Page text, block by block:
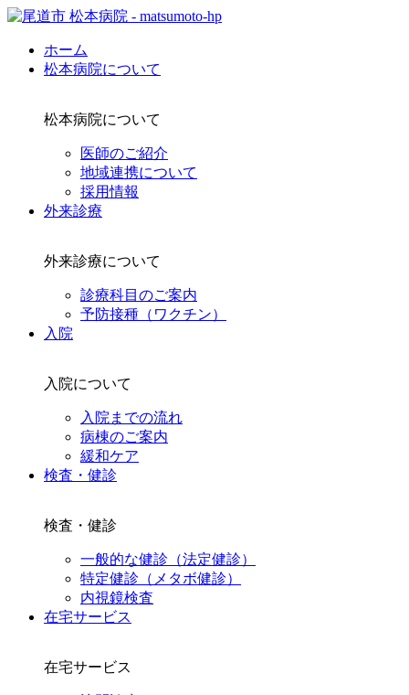
ホーム
松本病院について
松本病院について
医師のご紹介
地域連携について
採用情報
外来診療
外来診療について
診療科目のご案内
予防接種（ワクチン）
入院
入院について
入院までの流れ
病棟のご案内
緩和ケア
検査・健診
検査・健診
一般的な健診（法定健診）
特定健診（メタボ健診）
内視鏡検査
在宅サービス
在宅サービス